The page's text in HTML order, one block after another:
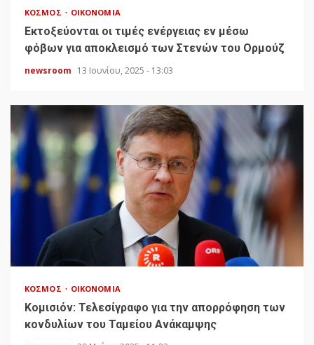
ΚΌΣΜΟΣ ΟΙΚΟΝΟΜΊΑ
Εκτοξεύονται οι τιμές ενέργειας εν μέσω
φόβων για αποκλεισμό των Στενών του Ορμούζ
newsroom 13 Ιουνίου, 2025 - 13:03
ΚΌΣΜΟΣ ΟΙΚΟΝΟΜΊΑ
Κομισιόν: Τελεσίγραφο για την απορρόφηση των
κονδυλίων του Ταμείου Ανάκαμψης